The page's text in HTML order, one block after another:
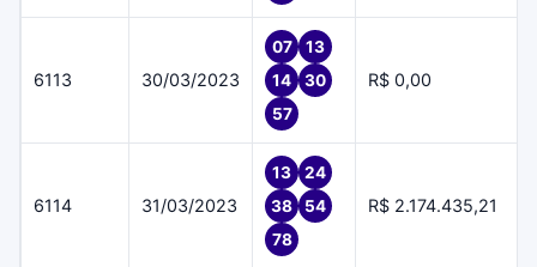
6113 30/03/2023
07
13
14
30
57
R$ 0,00
6114 31/03/2023
13
24
38
54
78
R$ 2.174.435,21